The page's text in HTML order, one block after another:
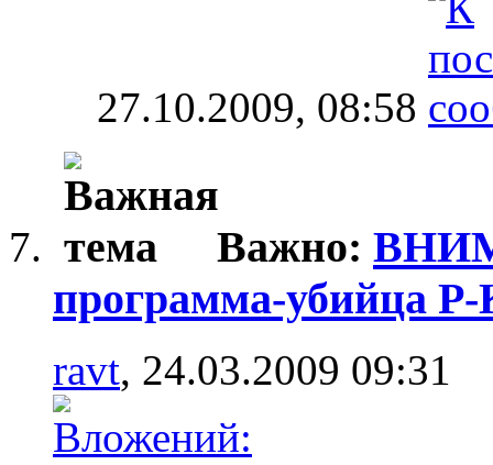
27.10.2009, 08:58
Важно:
программа-убийца
ravt, 24.03.2009 09:31